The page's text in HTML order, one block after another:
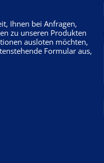
Ihnen bei Anfragen,
zu unseren Produkten
ausloten möchten,
Formular aus,